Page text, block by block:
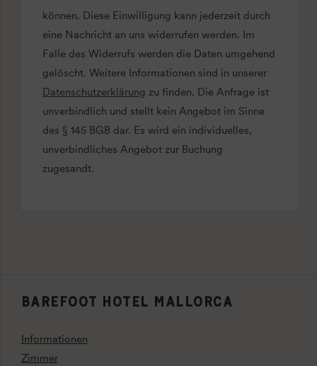
können. Diese Einwilligung kann jederzeit durch
eine Nachricht an uns widerrufen werden. Im
Falle des Widerrufs werden die Daten umgehend
gelöscht. Weitere Informationen sind in unserer
Datenschutzerklärung zu finden. Die Anfrage ist
unverbindlich und stellt kein Angebot im Sinne
des § 145 BGB dar. Es wird ein individuelles,
unverbindliches Angebot zur Buchung
zugesandt.
BAREFOOT HOTEL MALLORCA
Informationen
Zimmer